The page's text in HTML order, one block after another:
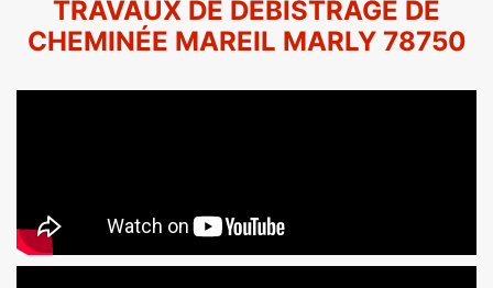
TRAVAUX DE DÉBISTRAGE DE
CHEMINÉE MAREIL MARLY 78750